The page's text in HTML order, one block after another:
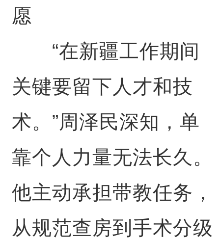
愿
“在新疆工作期间
关键要留下人才和技
术。”周泽民深知，单
靠个人力量无法长久。
他主动承担带教任务，
从规范查房到手术分级